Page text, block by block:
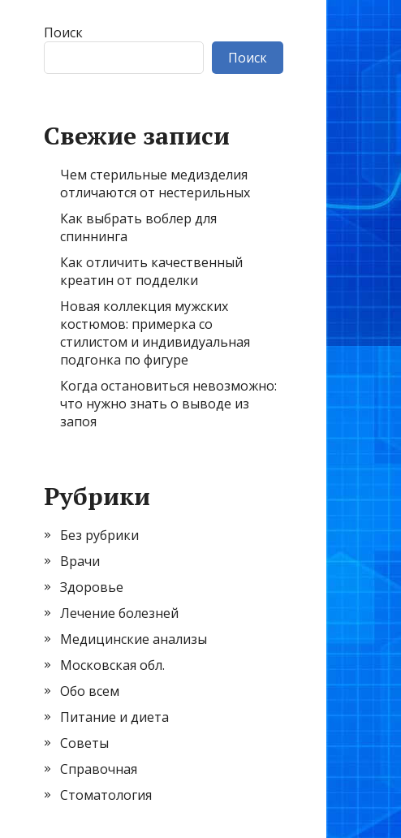
Поиск
Поиск
Свежие записи
Чем стерильные медизделия
отличаются от нестерильных
Как выбрать воблер для
спиннинга
Как отличить качественный
креатин от подделки
Новая коллекция мужских
костюмов: примерка со
стилистом и индивидуальная
подгонка по фигуре
Когда остановиться невозможно:
что нужно знать о выводе из
запоя
Рубрики
Без рубрики
Врачи
Здоровье
Лечение болезней
Медицинские анализы
Московская обл.
Обо всем
Питание и диета
Советы
Справочная
Стоматология